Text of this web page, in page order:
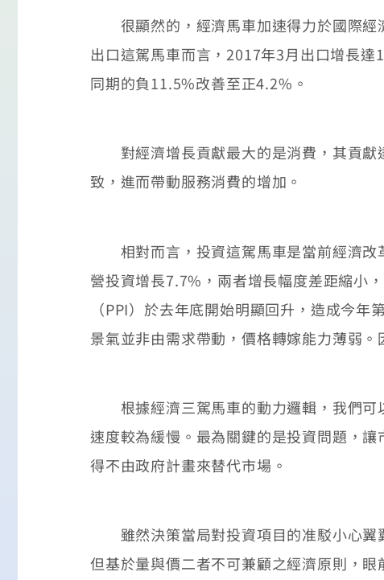
很顯然的，經濟馬車加速得力於國際經
出口這駕馬車而言，2017年3月出口增長
同期的負11.5%改善至正4.2%。
對經濟增長貢獻最大的是消費，其貢獻
致，進而帶動服務消費的增加。
相對而言，投資這駕馬車是當前經濟改
營投資增長7.7%，兩者增長幅度差距縮小
（PPI）於去年底開始明顯回升，造成今
景氣並非由需求帶動，價格轉嫁能力薄弱
根據經濟三駕馬車的動力邏輯，我們可
速度較為緩慢。最為關鍵的是投資問題，
得不由政府計畫來替代市場。
雖然決策當局對投資項目的准駁小心翼
但基於量與價二者不可兼顧之經濟原則，